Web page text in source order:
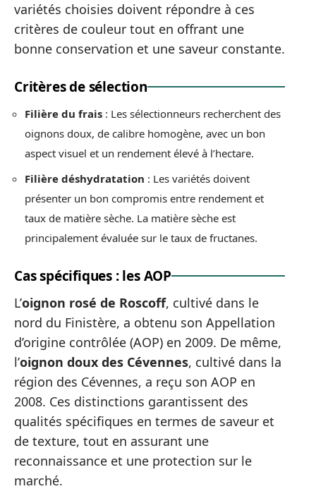
variétés choisies doivent répondre à ces
critères de couleur tout en offrant une
bonne conservation et une saveur constante.
Critères de sélection
Filière du frais : Les sélectionneurs recherchent des
oignons doux, de calibre homogène, avec un bon
aspect visuel et un rendement élevé à l’hectare.
Filière déshydratation : Les variétés doivent
présenter un bon compromis entre rendement et
taux de matière sèche. La matière sèche est
principalement évaluée sur le taux de fructanes.
Cas spécifiques : les AOP
L’oignon rosé de Roscoff, cultivé dans le
nord du Finistère, a obtenu son Appellation
d’origine contrôlée (AOP) en 2009. De même,
l’oignon doux des Cévennes, cultivé dans la
région des Cévennes, a reçu son AOP en
2008. Ces distinctions garantissent des
qualités spécifiques en termes de saveur et
de texture, tout en assurant une
reconnaissance et une protection sur le
marché.